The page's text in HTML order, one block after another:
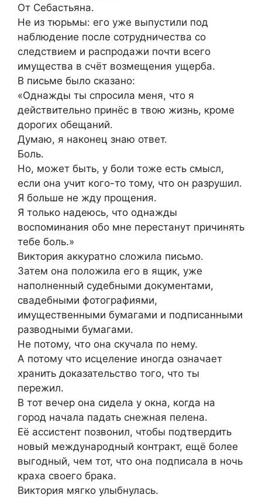
От Себастьяна.
Не из тюрьмы: его уже выпустили под
наблюдение после сотрудничества со
следствием и распродажи почти всего
имущества в счёт возмещения ущерба.
В письме было сказано:
«Однажды ты спросила меня, что я
действительно принёс в твою жизнь, кроме
дорогих обещаний.
Думаю, я наконец знаю ответ.
Боль.
Но, может быть, у боли тоже есть смысл,
если она учит кого-то тому, что он разрушил.
Я больше не жду прощения.
Я только надеюсь, что однажды
воспоминания обо мне перестанут причинять
тебе боль.»
Виктория аккуратно сложила письмо.
Затем она положила его в ящик, уже
наполненный судебными документами,
свадебными фотографиями,
имущественными бумагами и подписанными
разводными бумагами.
Не потому, что она скучала по нему.
А потому что исцеление иногда означает
хранить доказательство того, что ты
пережил.
В тот вечер она сидела у окна, когда на
город начала падать снежная пелена.
Её ассистент позвонил, чтобы подтвердить
новый международный контракт, ещё более
выгодный, чем тот, что она подписала в ночь
краха своего брака.
Виктория мягко улыбнулась.